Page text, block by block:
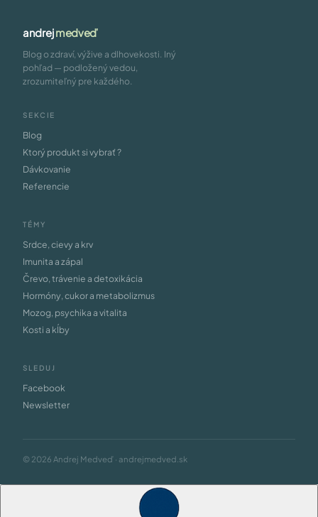
andrejmedveď
Blog o zdraví, výžive a dlhovekosti. Iný
pohľad — podložený vedou,
zrozumiteľný pre každého.
SEKCIE
Blog
Ktorý produkt si vybrať ?
Dávkovanie
Referencie
TÉMY
Srdce, cievy a krv
Imunita a zápal
Črevo, trávenie a detoxikácia
Hormóny, cukor a metabolizmus
Mozog, psychika a vitalita
Kosti a kĺby
SLEDUJ
Facebook
Newsletter
© 2026 Andrej Medveď · andrejmedved.sk